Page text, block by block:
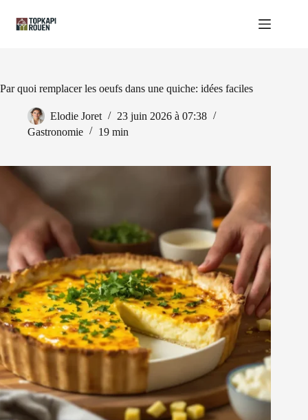
contenu
Par quoi remplacer les oeufs dans une quiche: idées faciles
Elodie Joret
23 juin 2026 à 07:38
Gastronomie
19 min